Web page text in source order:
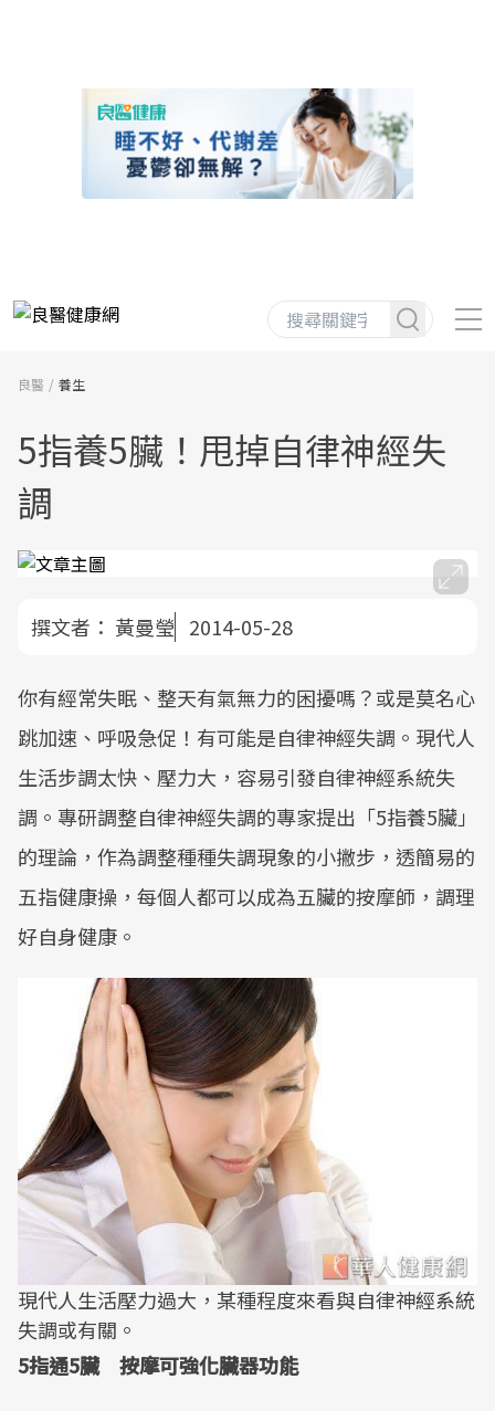
良醫 養生
5指養5臟！甩掉自律神經失
調
撰文者： 黃曼瑩 2014-05-28
你有經常失眠、整天有氣無力的困擾嗎？或是莫名心
跳加速、呼吸急促！有可能是自律神經失調。現代人
生活步調太快、壓力大，容易引發自律神經系統失
調。專研調整自律神經失調的專家提出「5指養5臟」
的理論，作為調整種種失調現象的小撇步，透簡易的
五指健康操，每個人都可以成為五臟的按摩師，調理
好自身健康。
現代人生活壓力過大，某種程度來看與自律神經系統
失調或有關。
5指通5臟 按摩可強化臟器功能